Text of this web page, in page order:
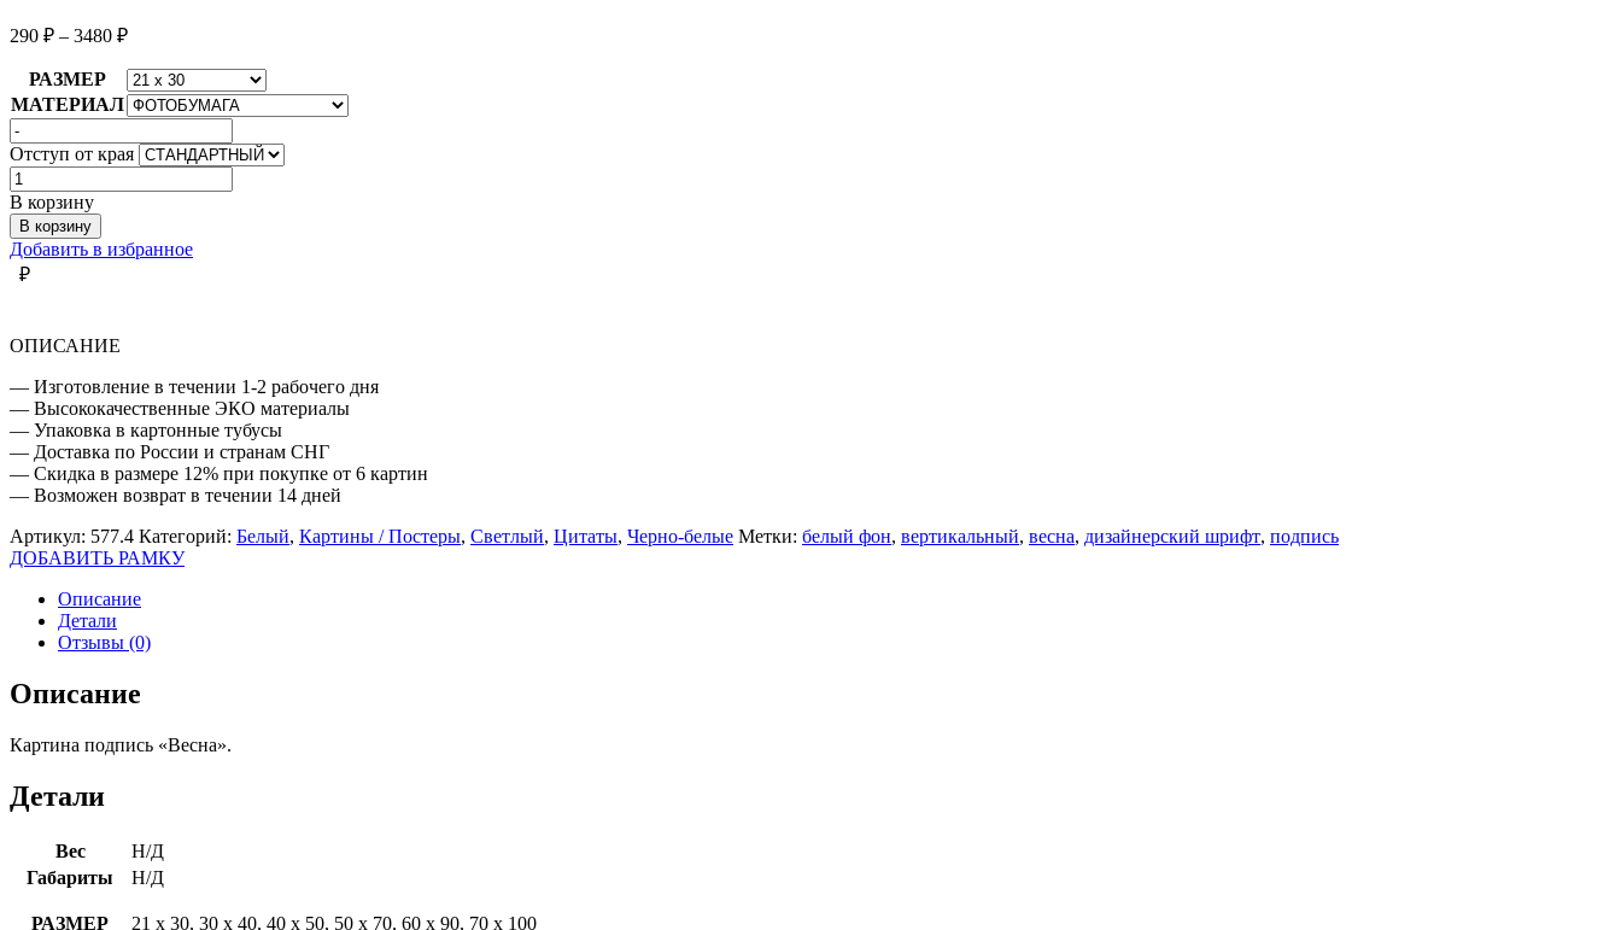
290 ₽ – 3480 ₽
РАЗМЕР
МАТЕРИАЛ
Отступ от края
Количество
товара
ПОДПИСЬ
ВЕСНА
В корзину
В корзину
Добавить в избранное
₽
ОПИСАНИЕ
— Изготовление в течении 1-2 рабочего дня
— Высококачественные ЭКО материалы
— Упаковка в картонные тубусы
— Доставка по России и странам СНГ
— Скидка в размере 12% при покупке от 6 картин
— Возможен возврат в течении 14 дней
Артикул: 577.4 Категорий: Белый, Картины / Постеры, Светлый, Цитаты, Черно-белые Метки: белый фон, вертикальный, весна, дизайнерский шрифт, подпись
ДОБАВИТЬ РАМКУ
Описание
Детали
Отзывы (0)
Описание
Картина подпись «Весна».
Детали
Вес
Н/Д
Габариты
Н/Д
РАЗМЕР 21 х 30, 30 х 40, 40 х 50, 50 х 70, 60 х 90, 70 х 100